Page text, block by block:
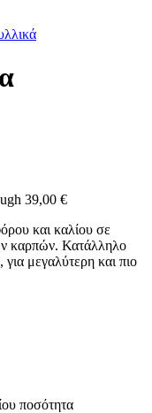
39,00 €
και καλίου σε
καρπών. Κατάλληλο
μεγαλύτερη και πιο
ποσότητα